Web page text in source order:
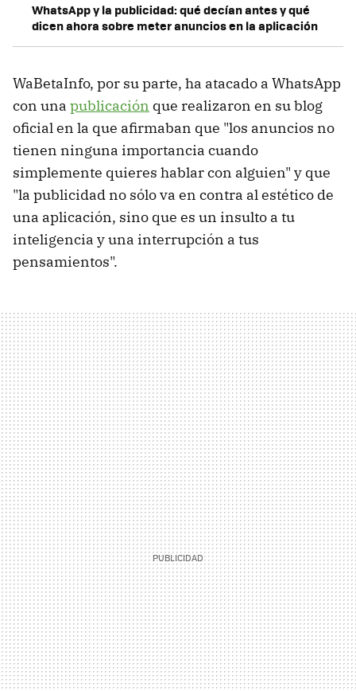
WhatsApp y la publicidad: qué decían antes y qué
dicen ahora sobre meter anuncios en la aplicación
WaBetaInfo, por su parte, ha atacado a WhatsApp
con una publicación que realizaron en su blog
oficial en la que afirmaban que "los anuncios no
tienen ninguna importancia cuando
simplemente quieres hablar con alguien" y que
"la publicidad no sólo va en contra al estético de
una aplicación, sino que es un insulto a tu
inteligencia y una interrupción a tus
pensamientos".